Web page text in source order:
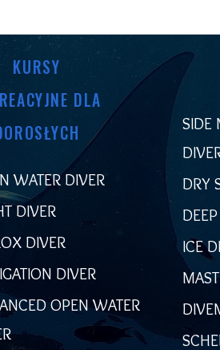
KURSY
DLA
WATER DIVER
DIVER
DIVER
DIVER
OPEN WATER
SIDE
DRY
ICE